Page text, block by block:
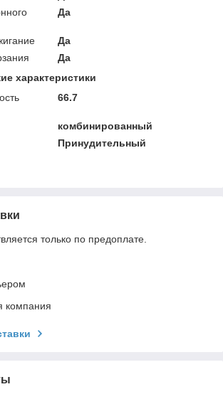
Да
Да
Да
характеристики
66.7
комбинированный
Принудительный
только по предоплате.
компания